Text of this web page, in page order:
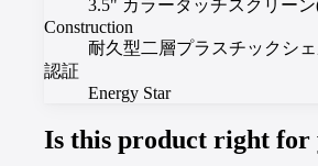
3.5" カラータッチスクリーン
Construction
耐久型二層プラスチックシ
認証
Energy Star
Is this product right for